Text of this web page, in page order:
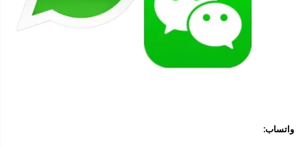
واتساب: